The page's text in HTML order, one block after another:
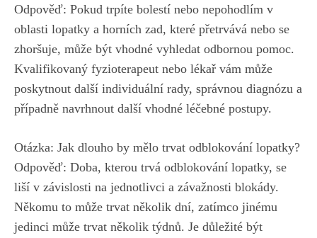
Odpověď: Pokud trpíte bolestí nebo nepohodlím v
oblasti lopatky a horních zad, které přetrvává nebo se
zhoršuje, může být vhodné vyhledat odbornou pomoc.
Kvalifikovaný fyzioterapeut nebo lékař vám může
poskytnout další individuální rady, správnou diagnózu a
případně navrhnout další vhodné léčebné postupy.
Otázka: Jak dlouho by mělo trvat odblokování lopatky?
Odpověď: Doba, kterou trvá odblokování lopatky, se
liší v závislosti na jednotlivci a závažnosti blokády.
Někomu to může trvat několik dní, zatímco jinému
jedinci může trvat několik týdnů. Je důležité být